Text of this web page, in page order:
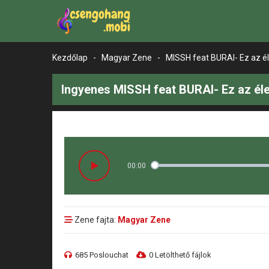
Kezdőlap - Magyar Zene - MISSH feat BURAI- Ez az
Ingyenes MISSH feat BURAI- Ez az
00:00
Zene fajta: Magyar Zene
685 Poslouchat 0 Letölthető fájlok